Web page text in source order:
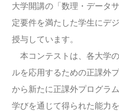
大学開講の「数理・データ
定要件を満たした学生にデ
授与しています。
本コンテストは、各大学
ルを応用するための正課外
から新たに正課外プログラ
学びを通じて得られた能力